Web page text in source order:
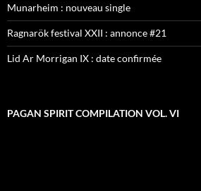
Munarheim : nouveau single
Ragnarök festival XXII : annonce #21
Lid Ar Morrigan IX : date confirmée
PAGAN SPIRIT COMPILATION VOL. VI